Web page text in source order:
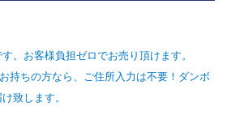
。お客様負担ゼロでお売り頂けます。
持ちの方なら、ご住所入力は不要！ダンボ
致します。